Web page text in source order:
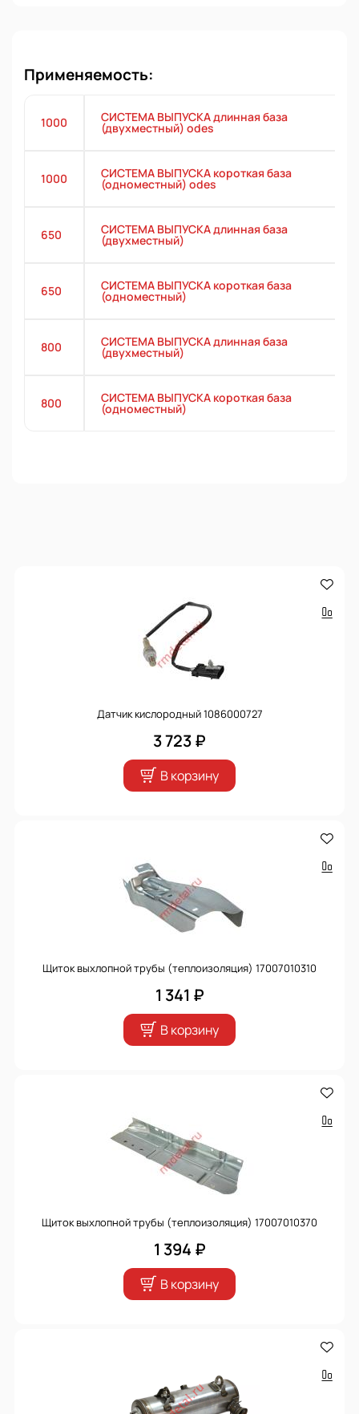
Применяемость:
1000 СИСТЕМА ВЫПУСКА длинная база
(двухместный) odes
1000 СИСТЕМА ВЫПУСКА короткая база
(одноместный) odes
650 СИСТЕМА ВЫПУСКА длинная база
(двухместный)
650 СИСТЕМА ВЫПУСКА короткая база
(одноместный)
800 СИСТЕМА ВЫПУСКА длинная база
(двухместный)
800 СИСТЕМА ВЫПУСКА короткая база
(одноместный)
Датчик кислородный 1086000727
3 723 ₽
В корзину
Щиток выхлопной трубы (теплоизоляция) 17007010310
1 341 ₽
В корзину
Щиток выхлопной трубы (теплоизоляция) 17007010370
1 394 ₽
В корзину